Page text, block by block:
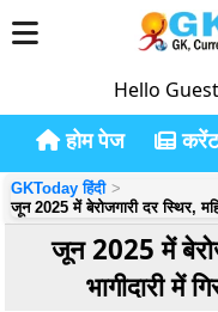
Hello
होम पेज करेंट
GKToday हिंदी
जून 2025 में बेरोजगारी दर स्थिर,
जून 2025 में
भागीदारी में